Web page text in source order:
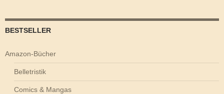
BESTSELLER
Amazon-Bücher
Belletristik
Comics & Mangas